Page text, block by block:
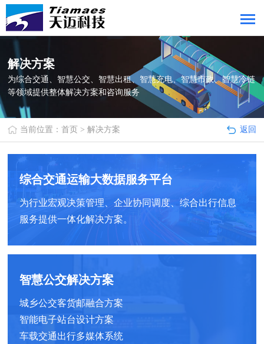
解决方案
为综合交通、智慧公交、智慧出租、智慧充电、智慧市政、智慧冷链
等领域提供整体解决方案和咨询服务
返回
当前位置：首页 >解决方案
综合交通运输大数据服务平台
为行业宏观决策管理、企业协同调度、综合出行信息
服务提供一体化解决方案。
智慧公交解决方案
城乡公交客货邮融合方案
智能电子站台设计方案
车载交通出行多媒体系统